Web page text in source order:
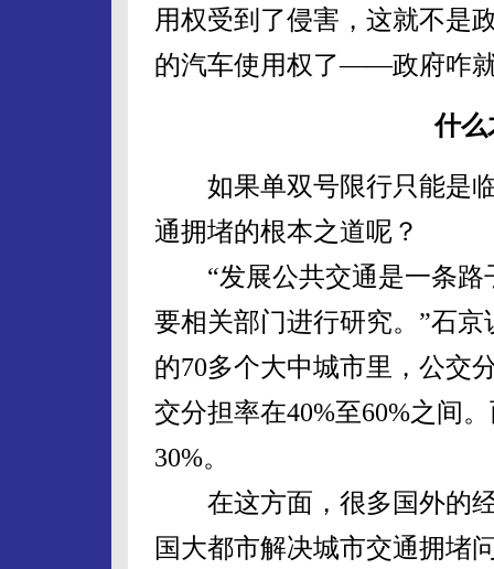
用权受到了侵害，这就不是
的汽车使用权了——政府咋
什么
如果单双号限行只能是临
通拥堵的根本之道呢？
“发展公共交通是一条路
要相关部门进行研究。”石
的70多个大中城市里，公交
交分担率在40%至60%之间
30%。
在这方面，很多国外的经
国大都市解决城市交通拥堵